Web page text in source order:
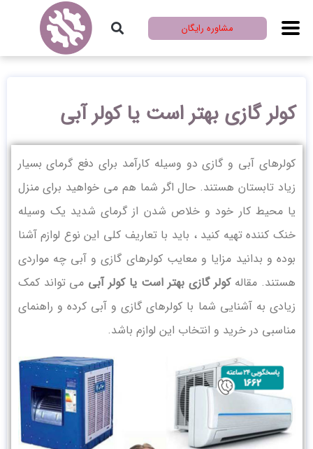
مشاوره رایگان
کولر گازی بهتر است یا کولر آبی
کولرهای آبی و گازی دو وسیله کارآمد برای دفع گرمای بسیار
زیاد تابستان هستند. حال اگر شما هم می خواهید برای منزل
یا محیط کار خود و خلاص شدن از گرمای شدید یک وسیله
خنک کننده تهیه کنید ، باید با تعاریف کلی این نوع لوازم آشنا
بوده و بدانید مزایا و معایب کولرهای گازی و آبی چه مواردی
هستند. مقالهکولر گازی بهتر است یا کولر آبی می تواند کمک
زیادی به آشنایی شما با کولرهای گازی و آبی کرده و راهنمای
مناسبی در خرید و انتخاب این لوازم باشد.